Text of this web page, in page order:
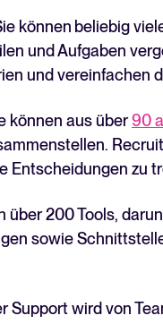
können beliebig
und Aufgaben
und vereinfachen
können aus über90
Entscheidungen zu
über 200 Tools,
sowie
Support wird von